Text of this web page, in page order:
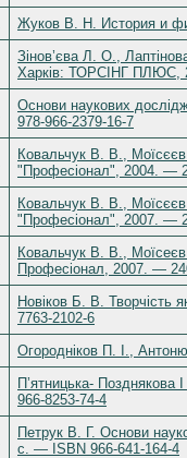
Жуков В. Н. История и
Зінов’єва Л. О.,
Харків: ТОРСІНГ ПЛЮС,
Основи наукових
978-966-2379-16-7
Ковальчук В. В.,
"Професіонал", 2004. —
Ковальчук В. В.,
"Професіонал", 2007. —
Ковальчук В. В.,
Професіонал, 2007. —
Новіков Б. В.
7763-2102-6
Огородніков П. І.,
П’ятницька-
966-8253-74-4
Петрук В. Г. Основи
c. — ISBN 966-641-164-4